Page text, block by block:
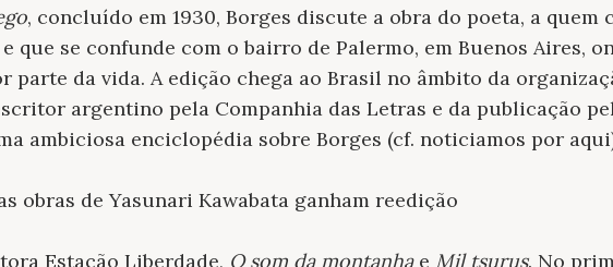
, concluído em 1930, Borges discute a obra do poeta, a quem
que se confunde com o bairro de Palermo, em Buenos Aires,
parte da vida. A edição chega ao Brasil no âmbito da
argentino pela Companhia das Letras e da publicação
ambiciosa enciclopédia sobre Borges (cf. noticiamos por
obras de Yasunari Kawabata ganham reedição
Estação Liberdade, O som da montanhae Mil tsurus. No